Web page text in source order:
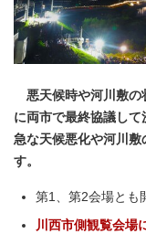
悪天候時や河川敷の
に両市で最終協議し
急な天候悪化や河川敷
す。
第1、第2会場とも
川西市側観覧会場